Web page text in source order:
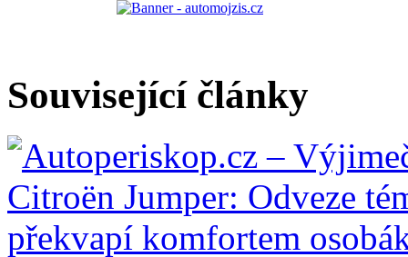
Související články